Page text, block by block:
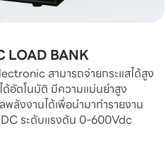
LOAD BANK
สามารถจ่ายกระแสได้สูง
ด้อัตโนมัติ มีความแม่นยำสูง
ลังงานได้เพื่อนำมาทำรายงาน
DC ระดับแรงดัน 0-600Vdc